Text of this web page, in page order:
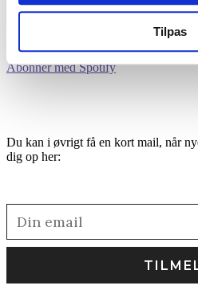
Tilpas
på Adfærd.
Abonner med Android
Abonner med Spotify
Du kan i øvrigt få en kort mail, når
dig op her: